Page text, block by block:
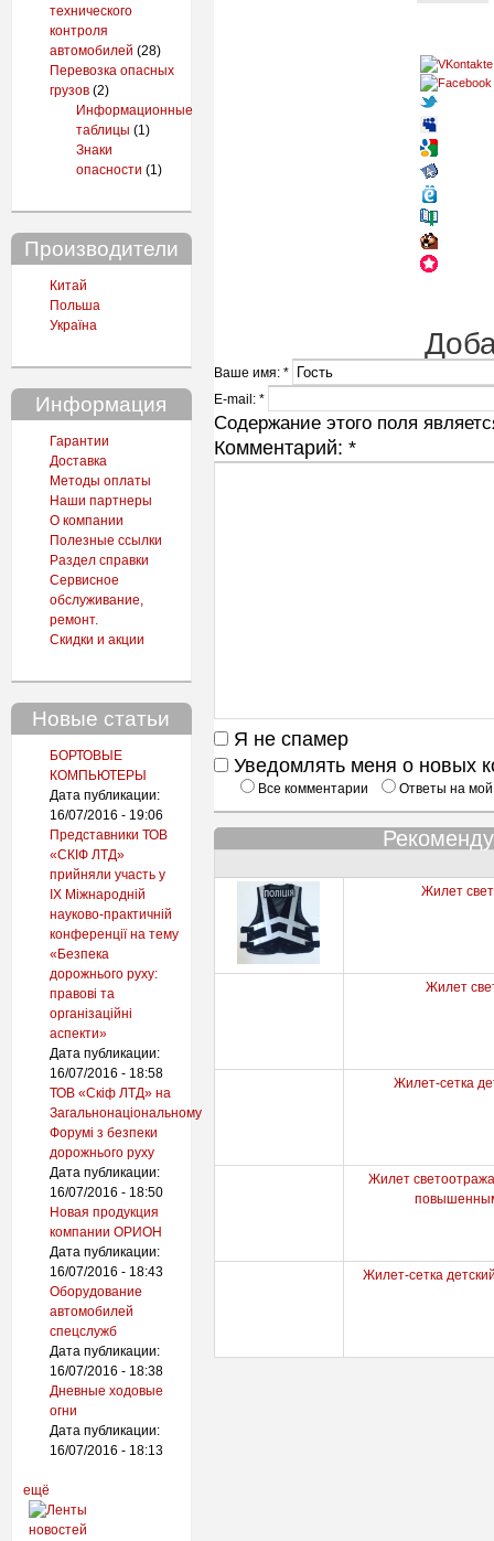
технического
контроля
автомобилей (28)
Перевозка опасных
грузов (2)
Информационные
таблицы (1)
Знаки
опасности (1)
Производители
Китай
Польша
Україна
Информация
Гарантии
Доставка
Методы оплаты
Наши партнеры
О компании
Полезные ссылки
Раздел справки
Сервисное
обслуживание,
ремонт.
Скидки и акции
Новые статьи
БОРТОВЫЕ
КОМПЬЮТЕРЫ
Дата публикации:
16/07/2016 - 19:06
Представники ТОВ
«СКІФ ЛТД»
прийняли участь у
IX Міжнародній
науково-практичній
конференції на тему
«Безпека
дорожнього руху:
правові та
організаційні
аспекти»
Дата публикации:
16/07/2016 - 18:58
ТОВ «Скіф ЛТД» на
Загальнонаціональному
Форумі з безпеки
дорожнього руху
Дата публикации:
16/07/2016 - 18:50
Новая продукция
компании ОРИОН
Дата публикации:
16/07/2016 - 18:43
Оборудование
автомобилей
спецслужб
Дата публикации:
16/07/2016 - 18:38
Дневные ходовые
огни
Дата публикации:
16/07/2016 - 18:13
ещё
Ваше имя: *
E-mail: *
Содержание этого поля
Комментарий: *
Я не спамер
Уведомлять меня о новых
Все комментарии Ответы на мой
Жилет
Жилет
Жилет-сетка
Жилет
Жилет-сетка